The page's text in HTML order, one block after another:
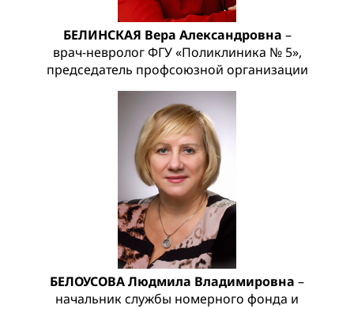
БЕЛИНСКАЯ Вера Александровна –
врач-невролог ФГУ «Поликлиника № 5»,
председатель профсоюзной организации
БЕЛОУСОВА Людмила Владимировна –
начальник службы номерного фонда и